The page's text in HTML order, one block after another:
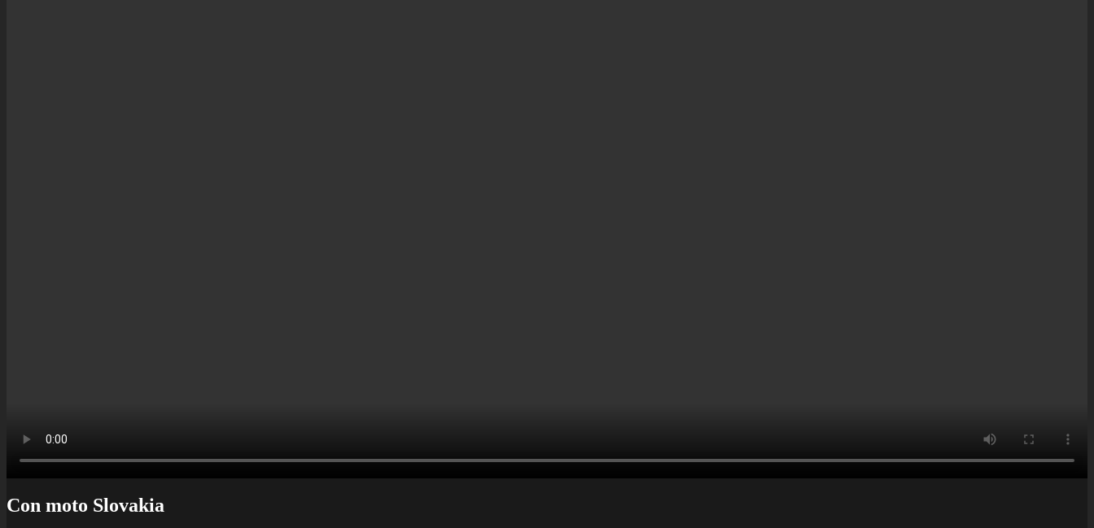
Con moto Slovakia